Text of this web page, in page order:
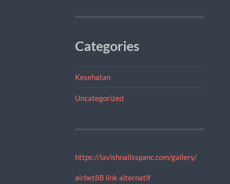
Categories
Kesehatan
Uncategorized
https://lavishnailsspanc.com/gallery/
airbet88 link alternatif